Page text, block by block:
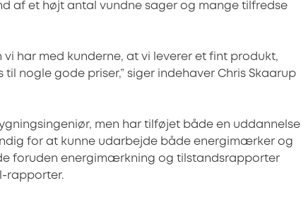
af et højt antal vundne sager og mange tilfredse
har med kunderne, at vi leverer et fint produkt,
nogle gode priser,” siger indehaver Chris Skaarup
men har tilføjet både en uddannelse
for at kunne udarbejde både energimærker og
foruden energimærkning og tilstandsrapporter
rapporter.